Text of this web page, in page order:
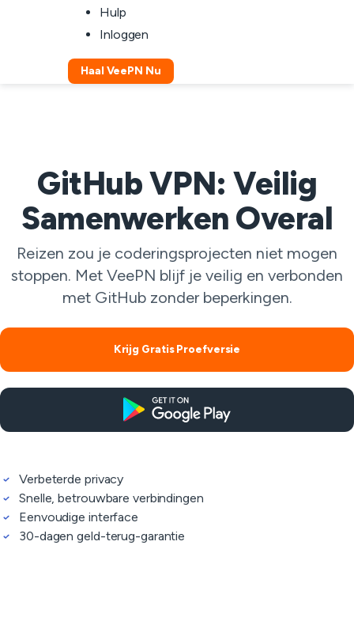
Hulp
Inloggen
Haal VeePN Nu
GitHub VPN: Veilig
Samenwerken Overal
Reizen zou je coderingsprojecten niet mogen
stoppen. Met VeePN blijf je veilig en verbonden
met GitHub zonder beperkingen.
Krijg Gratis Proefversie
Verbeterde privacy
Snelle, betrouwbare verbindingen
Eenvoudige interface
30-dagen geld-terug-garantie